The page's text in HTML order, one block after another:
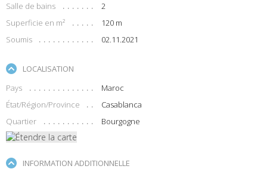
Salle de bains
2
Superficie en m²
120 m
Soumis
02.11.2021
LOCALISATION
Pays
Maroc
État/Région/Province
Casablanca
Quartier
Bourgogne
INFORMATION ADDITIONNELLE